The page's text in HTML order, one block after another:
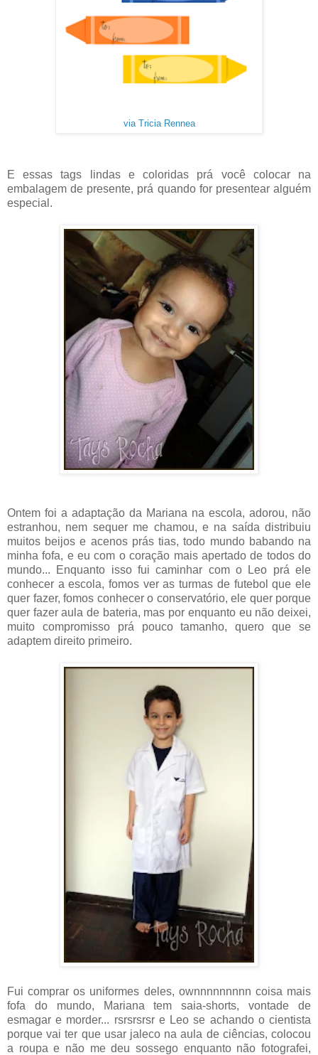
via Tricia Rennea
E essas tags lindas e coloridas prá você colocar na
embalagem de presente, prá quando for presentear alguém
especial.
Ontem foi a adaptação da Mariana na escola, adorou, não
estranhou, nem sequer me chamou, e na saída distribuiu
muitos beijos e acenos prás tias, todo mundo babando na
minha fofa, e eu com o coração mais apertado de todos do
mundo... Enquanto isso fui caminhar com o Leo prá ele
conhecer a escola, fomos ver as turmas de futebol que ele
quer fazer, fomos conhecer o conservatório, ele quer porque
quer fazer aula de bateria, mas por enquanto eu não deixei,
muito compromisso prá pouco tamanho, quero que se
adaptem direito primeiro.
Fui comprar os uniformes deles, ownnnnnnnnn coisa mais
fofa do mundo, Mariana tem saia-shorts, vontade de
esmagar e morder... rsrsrsrsr e Leo se achando o cientista
porque vai ter que usar jaleco na aula de ciências, colocou
a roupa e não me deu sossego enquanto não fotografei,